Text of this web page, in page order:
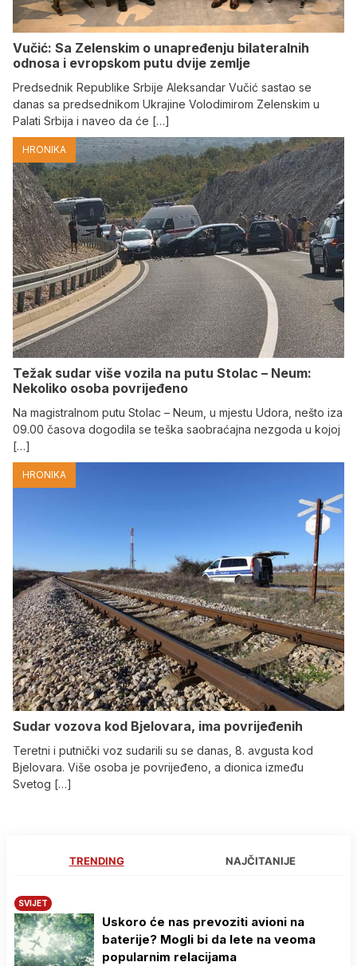
Vučić: Sa Zelenskim o unapređenju bilateralnih
odnosa i evropskom putu dvije zemlje
Predsednik Republike Srbije Aleksandar Vučić sastao se
danas sa predsednikom Ukrajine Volodimirom Zelenskim u
Palati Srbija i naveo da će […]
HRONIKA
Težak sudar više vozila na putu Stolac – Neum:
Nekoliko osoba povrijeđeno
Na magistralnom putu Stolac – Neum, u mjestu Udora, nešto iza
09.00 časova dogodila se teška saobraćajna nezgoda u kojoj
[…]
HRONIKA
Sudar vozova kod Bjelovara, ima povrijeđenih
Teretni i putnički voz sudarili su se danas, 8. avgusta kod
Bjelovara. Više osoba je povrijeđeno, a dionica između
Svetog […]
TRENDING NAJČITANIJE
SVIJET
Uskoro će nas prevoziti avioni na
baterije? Mogli bi da lete na veoma
popularnim relacijama